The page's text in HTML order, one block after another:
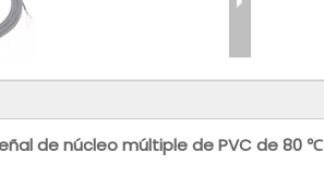
de núcleo múltiple de PVC de 80 ℃